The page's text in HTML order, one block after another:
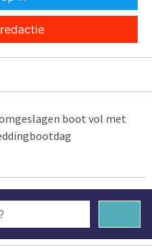
boot vol met